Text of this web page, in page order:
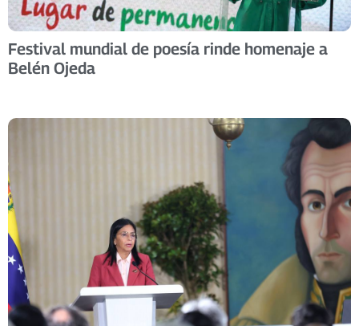
Festival mundial de poesía rinde homenaje a
Belén Ojeda